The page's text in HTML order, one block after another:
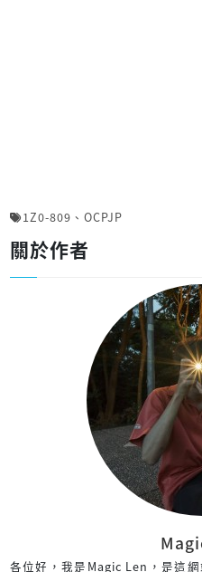
1Z0-809 、 OCPJP
關於作者
各位好，我是Magic Len，是這